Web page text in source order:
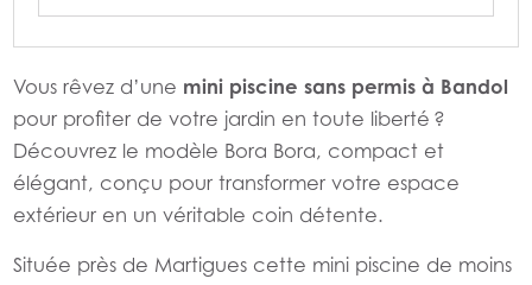
Vous rêvez d’une mini piscine sans permis à Bandol
pour profiter de votre jardin en toute liberté ?
Découvrez le modèle Bora Bora, compact et
élégant, conçu pour transformer votre espace
extérieur en un véritable coin détente.
Située près de Martigues cette mini piscine de moins